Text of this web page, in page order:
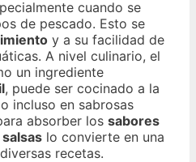
cuando se
de pescado. Esto se
y a su facilidad de
A nivel culinario, el
un ingrediente
, puede ser cocinado a la
incluso en sabrosas
absorber los sabores
lo convierte en una
recetas.